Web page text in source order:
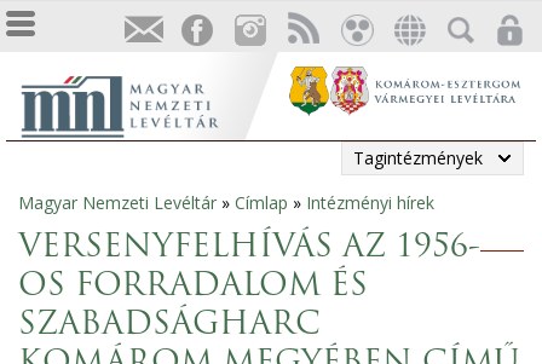
Tagintézmények
Jelenlegi
hely
Magyar Nemzeti Levéltár » Címlap » Intézményi hírek
VERSENYFELHÍVÁS AZ 1956-
OS FORRADALOM ÉS
SZABADSÁGHARC